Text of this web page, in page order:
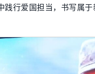
践行爱国担当，书写属